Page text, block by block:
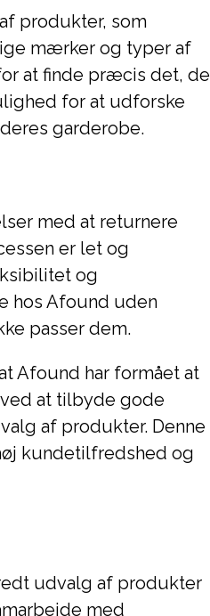
produkter, som
mærker og typer af
at finde præcis det, de
for at udforske
garderobe.
med at returnere
er let og
og
hos Afound uden
passer dem.
Afound har formået at
at tilbyde gode
af produkter. Denne
kundetilfredshed og
udvalg af produkter
med